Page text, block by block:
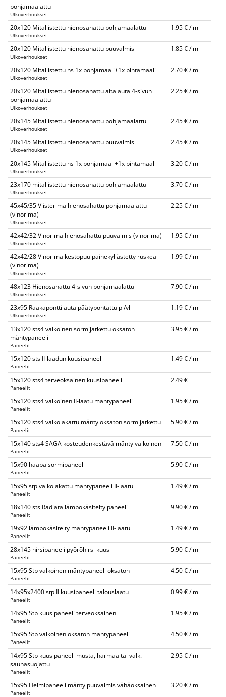
pohjamaalattu
Ulkoverhoukset
20x120 Mitallistettu hienosahattu pohjamaalattu
Ulkoverhoukset
1.95 € / m
20x120 Mitallistettu hienosahattu puuvalmis
Ulkoverhoukset
1.85 € / m
20x120 Mitallistettu hs 1x pohjamaali+1x pintamaali
Ulkoverhoukset
2.70 € / m
20x120 Mitallistettu hienosahattu aitalauta 4-sivun
pohjamaalattu
Ulkoverhoukset
2.25 € / m
20x145 Mitallistettu hienosahattu pohjamaalattu
Ulkoverhoukset
2.45 € / m
20x145 Mitallistettu hienosahattu puuvalmis
Ulkoverhoukset
2.45 € / m
20x145 Mitallistettu hs 1x pohjamaali+1x pintamaali
Ulkoverhoukset
3.20 € / m
23x170 mitallistettu hienosahattu pohjamaalattu
Ulkoverhoukset
3.70 € / m
45x45/35 Viisterima hienosahattu pohjamaalattu
(vinorima)
Ulkoverhoukset
2.25 € / m
42x42/32 Vinorima hienosahattu puuvalmis (vinorima)
Ulkoverhoukset
1.95 € / m
42x42/28 Vinorima kestopuu painekyllästetty ruskea
(vinorima)
Ulkoverhoukset
1.99 € / m
48x123 Hienosahattu 4-sivun pohjamaalattu
Ulkoverhoukset
7.90 € / m
23x95 Raakaponttilauta päätypontattu pl/vl
Ulkoverhoukset
1.19 € / m
13x120 sts4 valkoinen sormijatkettu oksaton
mäntypaneeli
Paneelit
3.95 € / m
15x120 sts II-laadun kuusipaneeli
Paneelit
1.49 € / m
15x120 sts4 terveoksainen kuusipaneeli
Paneelit
2.49 €
15x120 sts4 valkoinen II-laatu mäntypaneeli
Paneelit
1.95 € / m
15x120 sts4 valkolakattu mänty oksaton sormijatkettu
Paneelit
5.90 € / m
15x140 sts4 SAGA kosteudenkestävä mänty valkoinen
Paneelit
7.50 € / m
15x90 haapa sormipaneeli
Paneelit
5.90 € / m
15x95 stp valkolakattu mäntypaneeli II-laatu
Paneelit
1.49 € / m
18x140 sts Radiata lämpökäsitelty paneeli
Paneelit
9.90 € / m
19x92 lämpökäsitelty mäntypaneeli II-laatu
Paneelit
1.49 € / m
28x145 hirsipaneeli pyöröhirsi kuusi
Paneelit
5.90 € / m
15x95 Stp valkoinen mäntypaneeli oksaton
Paneelit
4.50 € / m
14x95x2400 stp II kuusipaneeli talouslaatu
Paneelit
0.99 € / m
14x95 Stp kuusipaneeli terveoksainen
Paneelit
1.95 € / m
15x95 Stp valkoinen oksaton mäntypaneeli
Paneelit
4.50 € / m
14x95 Stp kuusipaneeli musta, harmaa tai valk.
saunasuojattu
Paneelit
2.95 € / m
15x95 Helmipaneeli mänty puuvalmis vähäoksainen
Paneelit
3.20 € / m